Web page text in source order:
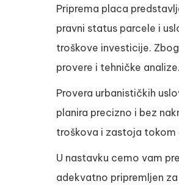
Priprema placa
pravni status parcele i
troškove investicije.
provere i tehničke analize.
Provera urbanističkih
planira precizno i bez
troškova i zastoja tokom
U nastavku cemo vam
adekvatno pripremljen